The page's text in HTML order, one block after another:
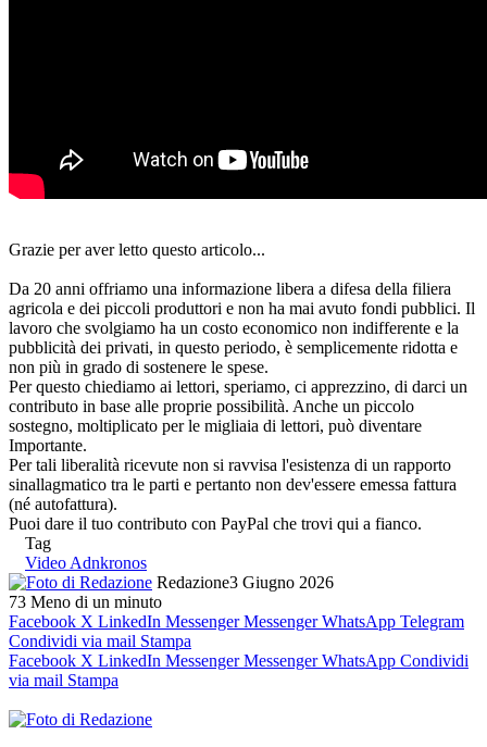
Grazie per aver letto questo articolo...
Da 20 anni offriamo una informazione libera a difesa della filiera
agricola e dei piccoli produttori e non ha mai avuto fondi pubblici. Il
lavoro che svolgiamo ha un costo economico non indifferente e la
pubblicità dei privati, in questo periodo, è semplicemente ridotta e
non più in grado di sostenere le spese.
Per questo chiediamo ai lettori, speriamo, ci apprezzino, di darci un
contributo in base alle proprie possibilità. Anche un piccolo
sostegno, moltiplicato per le migliaia di lettori, può diventare
Importante.
Per tali liberalità ricevute non si ravvisa l'esistenza di un rapporto
sinallagmatico tra le parti e pertanto non dev'essere emessa fattura
(né autofattura).
Puoi dare il tuo contributo con PayPal che trovi qui a fianco.
Tag
Video Adnkronos
Redazione3 Giugno 2026
73 Meno di un minuto
Facebook X LinkedIn Messenger Messenger WhatsApp Telegram
Condividi via mail Stampa
Facebook X LinkedIn Messenger Messenger WhatsApp Condividi
via mail Stampa